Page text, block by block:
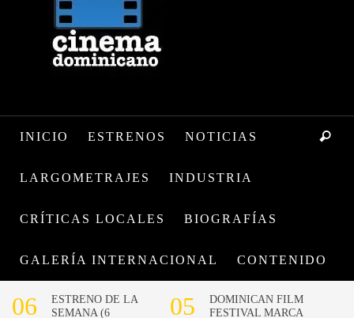
INICIO ESTRENOS NOTICIAS
LARGOMETRAJES INDUSTRIA
CRÍTICAS LOCALES BIOGRAFÍAS
GALERÍA INTERNACIONAL CONTENIDO